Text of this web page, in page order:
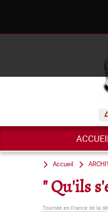
Accueil
" Qu'ils
Tournée en France de la